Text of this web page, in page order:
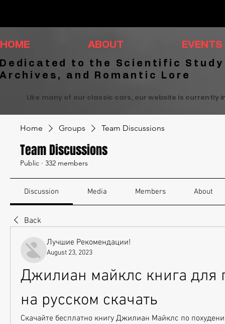
HOME ABOUT EVENTS
Dedicated to the Scientific
Archives, and Romantic Lore
Like many of our classic cars, our website is
Home Groups Team Discussions
Team Discussions
Public · 332 members
Discussion Media Members About
Back
Лучшие Рекомендации!
August 23, 2023
Джилиан майклс книга для
на русском скачать
Скачайте бесплатно книгу Джилиан Майклс по